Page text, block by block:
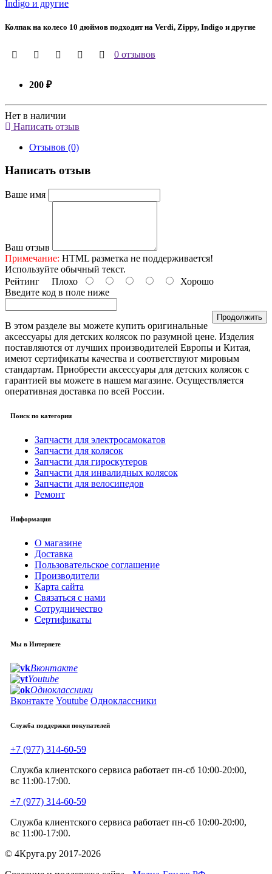
Колпак на колесо 10 дюймов подходит на Verdi, Zippy, Indigo и другие
0 отзывов
200 ₽
Нет в наличии
Написать отзыв
Отзывов (0)
Написать отзыв
Ваше имя
Ваш отзыв
Примечание: HTML разметка не поддерживается!
Используйте обычный текст.
Рейтинг Плохо
Хорошо
Введите код в поле ниже
Продолжить
В этом разделе вы можете купить оригинальные
аксессуары для детских колясок по разумной цене. Изделия
поставляются от лучших производителей Европы и Китая,
имеют сертификаты качества и соответствуют мировым
стандартам. Приобрести аксессуары для детских колясок с
гарантией вы можете в нашем магазине. Осуществляется
оперативная доставка по всей России.
Поиск по категории
Запчасти для электросамокатов
Запчасти для колясок
Запчасти для гироскутеров
Запчасти для инвалидных колясок
Запчасти для велосипедов
Ремонт
Информация
О магазине
Доставка
Пользовательское соглашение
Производители
Карта сайта
Связаться с нами
Сотрудничество
Сертификаты
Мы в Интернете
Вконтакте
Youtube
Одноклассники
Вконтакте Youtube Одноклассники
Служба поддержки покупателей
+7 (977) 314-60-59
Служба клиентского сервиса работает пн-сб 10:00-20:00,
вс 11:00-17:00.
+7 (977) 314-60-59
Служба клиентского сервиса работает пн-сб 10:00-20:00,
вс 11:00-17:00.
© 4Круга.ру 2017-2026